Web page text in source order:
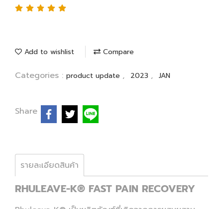
Add to wishlist Compare
Categories : product update , 2023 , JAN
Share
รายละเอียดสินค้า
RHULEAVE-K® FAST PAIN RECOVERY